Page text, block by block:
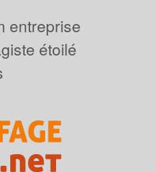
entreprise
étoilé